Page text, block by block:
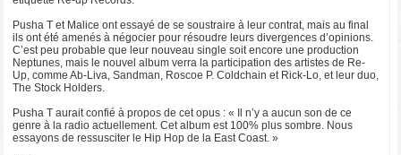
Pusha T et Malice ont essayé de se soustraire à leur contrat, mais au final
ils ont été amenés à négocier pour résoudre leurs divergences d’opinions.
C’est peu probable que leur nouveau single soit encore une production
Neptunes, mais le nouvel album verra la participation des artistes de Re-
Up, comme Ab-Liva, Sandman, Roscoe P. Coldchain et Rick-Lo, et leur duo,
The Stock Holders.
Pusha T aurait confié à propos de cet opus : « Il n’y a aucun son de ce
genre à la radio actuellement. Cet album est 100% plus sombre. Nous
essayons de ressusciter le Hip Hop de la East Coast. »